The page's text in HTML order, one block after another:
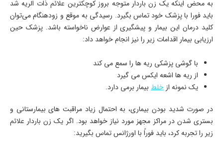
به محض اینکه یک زن باردار متوجه بروز کوچکترین علائم ذات الریه شد
باید فورا با پزشک خود تماس بگیرد. رسیدگی به موقع و زودهنگام می‌توان
کلید درمان این بیمار و پیشگیری از عوارض ناخواسته باشد. پزشک حین
ارزیابی بیمار اقدامات زیر را نیز انجام خواهد داد:
با گوشی پزشکی ریه ها را سمع می کند
از ریه ها اشعه ایکس می گیرد
یک نمونه از خلط بیمار برمی دارد.
در صورت شدید بودن بیماری، به احتمال زیاد مراقبت های بیمارستانی و
بستری شدن در مراکز مجهز مورد نیاز خواهد بود. اگر یک زن باردار علائم
زیر را تجربه کرد، باید فوراً با اورژانس تماس بگیرید: